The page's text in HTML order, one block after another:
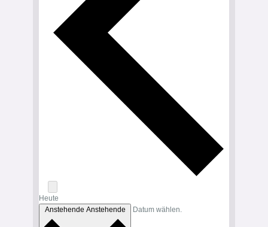
Heute
Anstehende Anstehende Datum wählen.